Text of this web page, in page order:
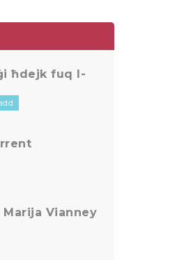
ħdejk fuq l-
Marija Vianney